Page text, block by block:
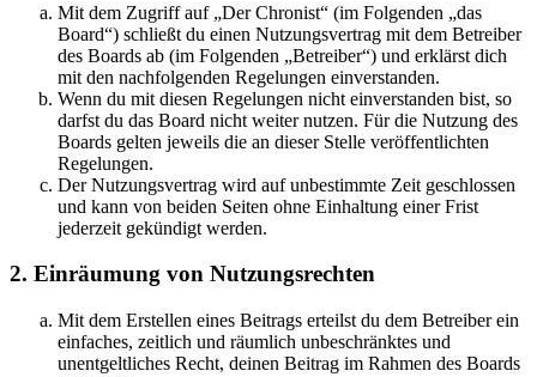
Mit dem Zugriff auf „Der Chronist“ (im Folgenden „das
Board“) schließt du einen Nutzungsvertrag mit dem Betreiber
des Boards ab (im Folgenden „Betreiber“) und erklärst dich
mit den nachfolgenden Regelungen einverstanden.
Wenn du mit diesen Regelungen nicht einverstanden bist, so
darfst du das Board nicht weiter nutzen. Für die Nutzung des
Boards gelten jeweils die an dieser Stelle veröffentlichten
Regelungen.
Der Nutzungsvertrag wird auf unbestimmte Zeit geschlossen
und kann von beiden Seiten ohne Einhaltung einer Frist
jederzeit gekündigt werden.
2. Einräumung von Nutzungsrechten
Mit dem Erstellen eines Beitrags erteilst du dem Betreiber ein
einfaches, zeitlich und räumlich unbeschränktes und
unentgeltliches Recht, deinen Beitrag im Rahmen des Boards